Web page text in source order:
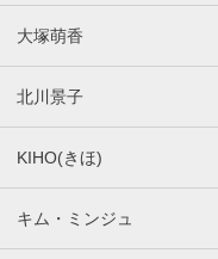
大塚萌香
北川景子
KIHO(きほ)
キム・ミンジュ